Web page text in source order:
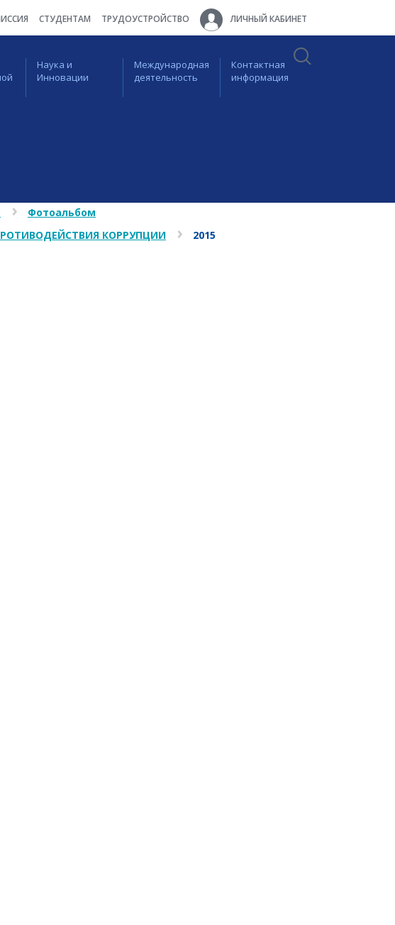
СТУДЕНТАМ ТРУДОУСТРОЙСТВО ЛИЧНЫЙ КАБИНЕТ
Наука и
Инновации
Международная
деятельность
Контактная
информация
Фотоальбом
КОРРУПЦИИ 2015